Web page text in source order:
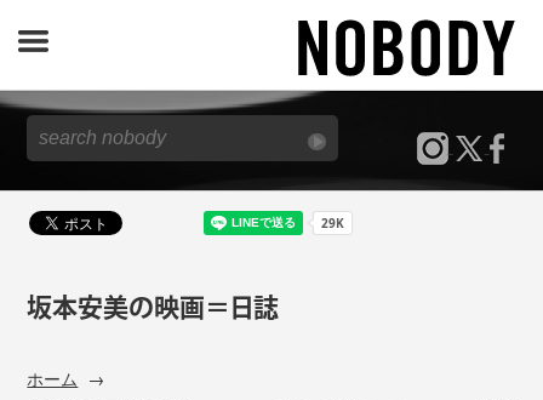
JOURNAL
SPECIAL
坂本安美の映画＝日誌
ホーム